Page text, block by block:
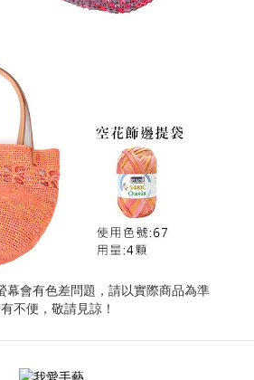
幕會有色差問題，請以實際商品為準
不便，敬請見諒！